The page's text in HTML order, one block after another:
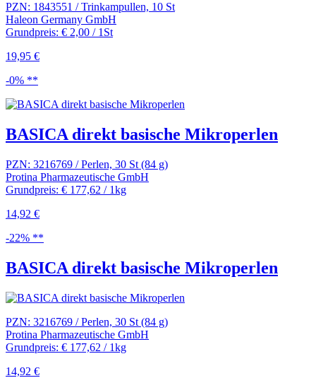
PZN: 1843551 / Trinkampullen, 10 St
Haleon Germany GmbH
Grundpreis: € 2,00 / 1St
19,95 €
-0% **
BASICA direkt basische Mikroperlen
PZN: 3216769 / Perlen, 30 St (84 g)
Protina Pharmazeutische GmbH
Grundpreis: € 177,62 / 1kg
14,92 €
-22% **
BASICA direkt basische Mikroperlen
PZN: 3216769 / Perlen, 30 St (84 g)
Protina Pharmazeutische GmbH
Grundpreis: € 177,62 / 1kg
14,92 €